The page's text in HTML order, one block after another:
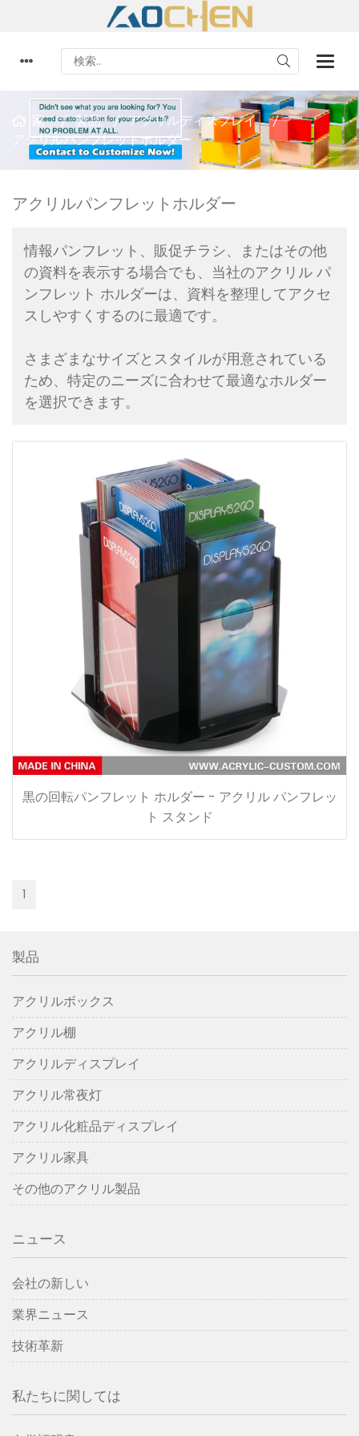
家 製品
アクリルディスプレイ
アクリルパンフレットホルダー
アクリルパンフレットホルダー
情報パンフレット、販促チラシ、またはその他
の資料を表示する場合でも、当社のアクリル パ
ンフレット ホルダーは、資料を整理してアクセ
スしやすくするのに最適です。
さまざまなサイズとスタイルが用意されている
ため、特定のニーズに合わせて最適なホルダー
を選択できます。
黒の回転パンフレット ホルダー - アクリル パンフレッ
ト スタンド
1
製品
アクリルボックス
アクリル棚
アクリルディスプレイ
アクリル常夜灯
アクリル化粧品ディスプレイ
アクリル家具
その他のアクリル製品
ニュース
会社の新しい
業界ニュース
技術革新
私たちに関しては